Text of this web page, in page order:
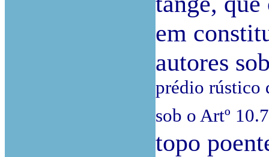
em
autores
prédio rústico
sob o Artº
topo